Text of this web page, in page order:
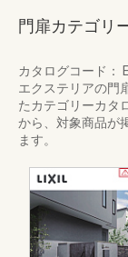
門扉カテゴリ
カタログコード：
エクステリアの門
たカテゴリーカタ
から、対象商品が
ます。